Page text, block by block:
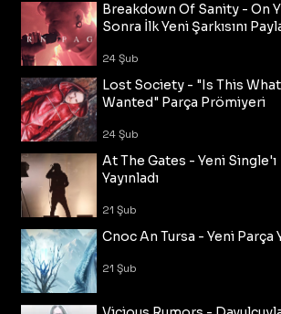
Breakdown Of Sanity - On
Sonra İlk Yeni Şarkısını
24 Şub
Lost Society - "Is This
Wanted" Parça Prömiyeri
24 Şub
At The Gates - Yeni Single'ı
Yayınladı
21 Şub
Cnoc An Tursa - Yeni Parça
21 Şub